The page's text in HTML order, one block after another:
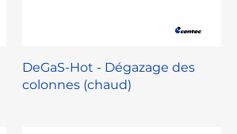
DeGaS-Hot - Dégazage des
colonnes (chaud)